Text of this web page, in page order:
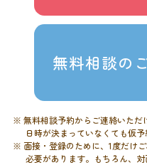
無料相談の
※ 無料相談予約からご連絡いただ
日時が決まっていなくても仮予
※ 面接・登録のために、1度だけ
必要があります。もちろん、